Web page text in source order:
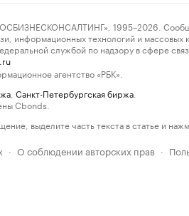
1995–2026.
информационных технологий и
службой по надзору в сфере
агентство «РБК».
Санкт-Петербургская биржа
Cbonds.
выделите часть текста в статье и
· О соблюдении авторских прав ·